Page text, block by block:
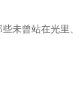
未曾站在光里、